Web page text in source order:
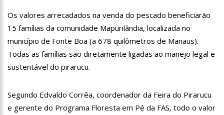
400
17:50 Pesquisa aponta que tecnologia pode ajudar na melhoria da
qualidade das escolas no Amazonas
20:07 Amazonino pretende transforma o estado em um canteiro de
obras para combater desemprego? fome e miséria
20:23 Prefeitura abre credenciamento de prestadores de serviços
para o Manausmed
Os valores arrecadados na venda do pescado beneficiarão
15 famílias da comunidade Mapurilândia, localizada no
município de Fonte Boa (a 678 quilômetros de Manaus).
Todas as famílias são diretamente ligadas ao manejo legal e
sustentável do pirarucu.
Segundo Edvaldo Corrêa, coordenador da Feira do Pirarucu
e gerente do Programa Floresta em Pé da FAS, todo o valor